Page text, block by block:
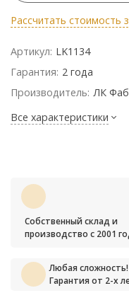
Рассчитать стоимость
Артикул: LK1134
Гарантия: 2 года
Производитель: ЛК
Все характеристики
Собственный склад и
производство с 2001
Любая сложность!
Гарантия от 2-х